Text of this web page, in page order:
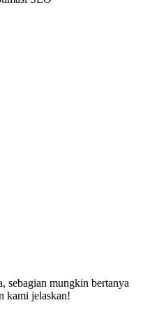
sebagian mungkin bertanya
kami jelaskan!